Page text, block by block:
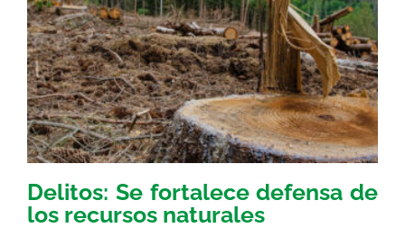
Delitos: Se fortalece defensa de
los recursos naturales